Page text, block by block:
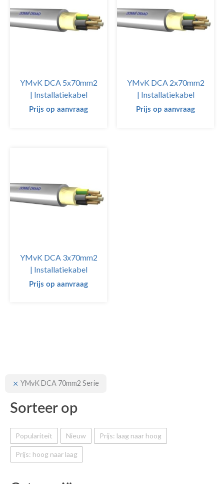
YMvK DCA 70mm2 Serie
Sorteer op
Populariteit Nieuw Prijs: laag naar hoog
Prijs: hoog naar laag
YMvK DCA 5x70mm2
| Installatiekabel
Prijs op aanvraag
YMvK DCA 2x70mm2
| Installatiekabel
Prijs op aanvraag
YMvK DCA 3x70mm2
| Installatiekabel
Prijs op aanvraag